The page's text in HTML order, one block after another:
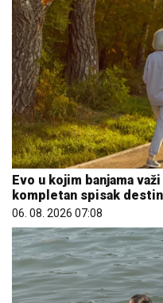
Evo u kojim banjama
kompletan spisak
06. 08. 2026 07:08